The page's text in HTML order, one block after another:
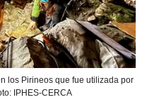
los Pirineos que fue utilizada por
IPHES-CERCA